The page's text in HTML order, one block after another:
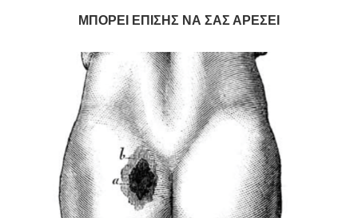
ΜΠΟΡΕΊ ΕΠΊΣΗΣ ΝΑ ΣΑΣ ΑΡΈΣΕΙ